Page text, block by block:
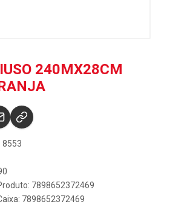
240MX28CM
8553
7898652372469
7898652372469